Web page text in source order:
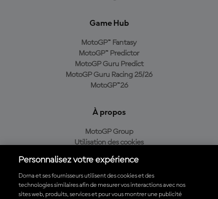
Game Hub
MotoGP™ Fantasy
MotoGP™ Predictor
MotoGP Guru Predict
MotoGP Guru Racing 25/26
MotoGP™26
À propos
MotoGP Group
Utilisation des cookies
Politique de confidentialité
Politique d’achat
Personnalisez votre expérience
Dorna et ses fournisseurs utilisent des cookies et des
technologies similaires afin de mesurer vos interactions avec nos
sites web, produits, services et pour vous montrer une publicité